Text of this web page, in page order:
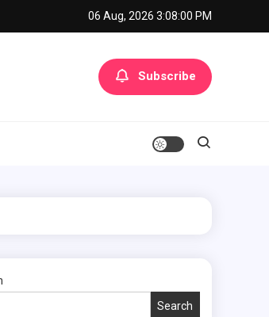
06 Aug, 2026 3:08:00 PM
Subscribe
Search